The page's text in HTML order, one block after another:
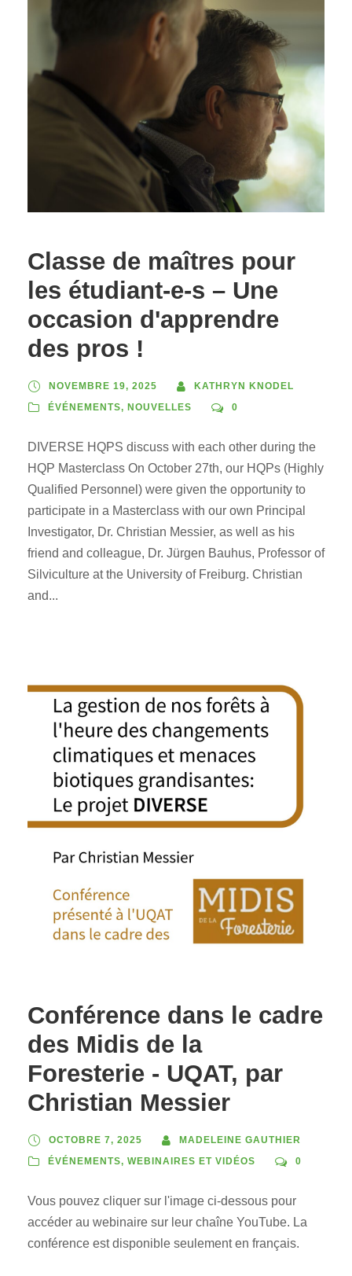
Classe de maîtres pour
les étudiant-e-s – Une
occasion d'apprendre
des pros !
NOVEMBRE 19, 2025
KATHRYN KNODEL
ÉVÉNEMENTS, NOUVELLES 0
DIVERSE HQPS discuss with each other during the
HQP Masterclass On October 27th, our HQPs (Highly
Qualified Personnel) were given the opportunity to
participate in a Masterclass with our own Principal
Investigator, Dr. Christian Messier, as well as his
friend and colleague, Dr. Jürgen Bauhus, Professor of
Silviculture at the University of Freiburg. Christian
and...
Conférence dans le cadre
des Midis de la
Foresterie - UQAT, par
Christian Messier
OCTOBRE 7, 2025
MADELEINE GAUTHIER
ÉVÉNEMENTS, WEBINAIRES ET VIDÉOS 0
Vous pouvez cliquer sur l'image ci-dessous pour
accéder au webinaire sur leur chaîne YouTube. La
conférence est disponible seulement en français.